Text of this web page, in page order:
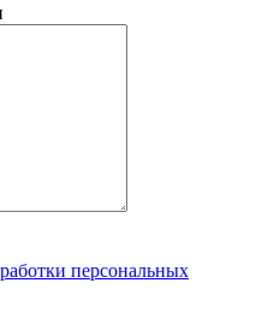
персональных